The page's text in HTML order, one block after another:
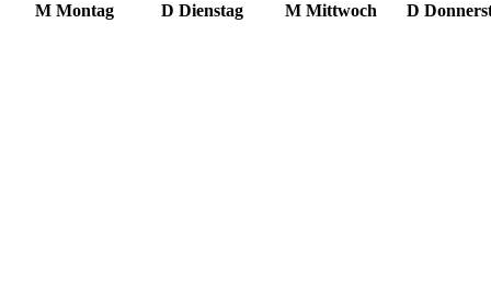
M Montag D Dienstag M Mittwoch D